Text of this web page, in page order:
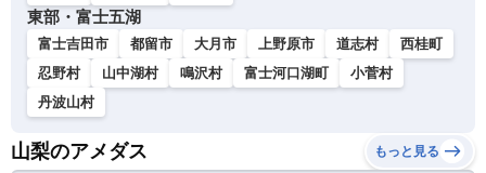
東部・富士五湖
富士吉田市 都留市 大月市 上野原市 道志村
西桂町
忍野村
山中湖村 鳴沢村 富士河口湖町
小菅村
丹波山村
山梨のアメダス もっと見る